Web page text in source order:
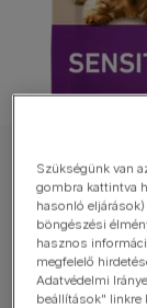
PURINA ONE
PURINA
száraz
Szükségünk van
gombra kattintva
hasonló
böngészési
hasznos
megfelelő
Adatvédelmi
beállítások" linkre